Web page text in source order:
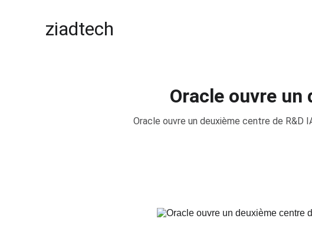
ziadtech
Oracle ouvre un
Oracle ouvre un deuxième centre de R&D